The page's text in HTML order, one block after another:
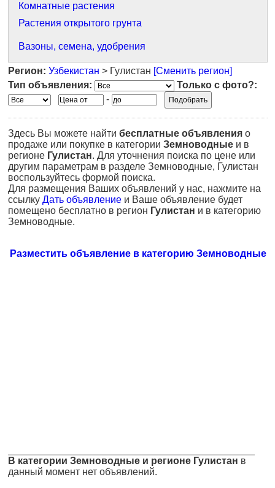
Комнатные растения
Растения открытого грунта
Вазоны, семена, удобрения
Регион: Узбекистан > Гулистан [Сменить регион]
Тип объявления:
Только с фото?:
-
Здесь Вы можете найти бесплатные объявления о
продаже или покупке в категории Земноводные и в
регионе Гулистан. Для уточнения поиска по цене или
другим параметрам в разделе Земноводные, Гулистан
воспользуйтесь формой поиска.
Для размещения Ваших объявлений у нас, нажмите на
ссылку Дать объявление и Ваше объявление будет
помещено бесплатно в регион Гулистан и в категорию
Земноводные.
Разместить объявление в категорию Земноводные
В категории Земноводные и регионе Гулистан в
данный момент нет объявлений.